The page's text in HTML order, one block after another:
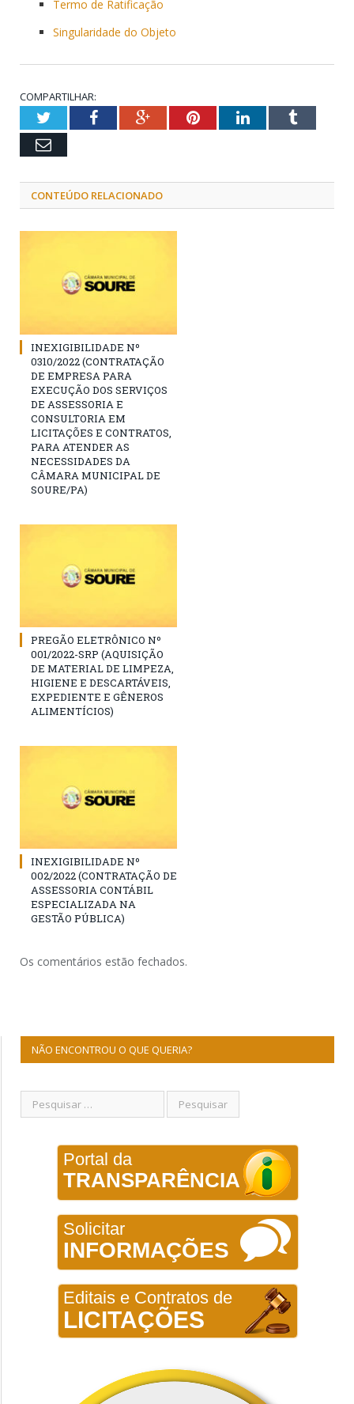
Termo de Ratificação
Singularidade do Objeto
COMPARTILHAR:
TwitterFacebookGoogle+PinterestLinkedInTumblr
Email
CONTEÚDO RELACIONADO
INEXIGIBILIDADE Nº
0310/2022 (CONTRATAÇÃO
DE EMPRESA PARA
EXECUÇÃO DOS SERVIÇOS
DE ASSESSORIA E
CONSULTORIA EM
LICITAÇÕES E CONTRATOS,
PARA ATENDER AS
NECESSIDADES DA
CÂMARA MUNICIPAL DE
SOURE/PA)
PREGÃO ELETRÔNICO Nº
001/2022-SRP (AQUISIÇÃO
DE MATERIAL DE LIMPEZA,
HIGIENE E DESCARTÁVEIS,
EXPEDIENTE E GÊNEROS
ALIMENTÍCIOS)
INEXIGIBILIDADE Nº
002/2022 (CONTRATAÇÃO DE
ASSESSORIA CONTÁBIL
ESPECIALIZADA NA
GESTÃO PÚBLICA)
Os comentários estão fechados.
NÃO ENCONTROU O QUE QUERIA?
Portal da
TRANSPARÊNCIA
Solicitar
INFORMAÇÕES
Editais e Contratos de
LICITAÇÕES